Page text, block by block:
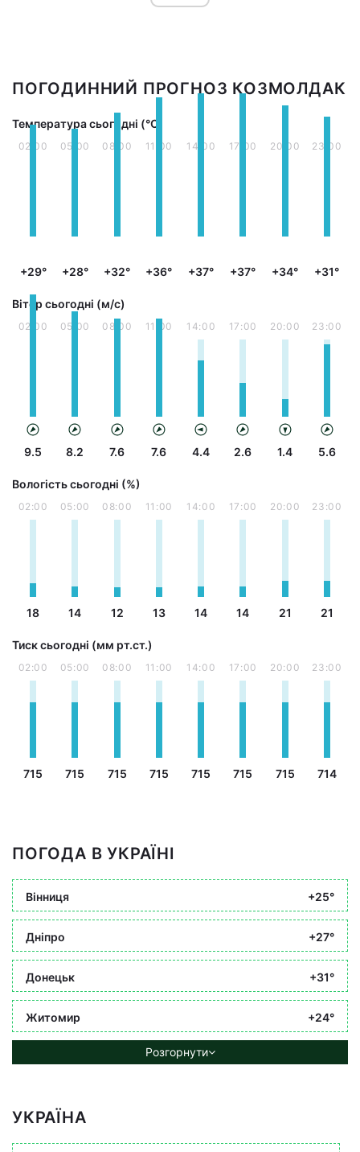
ПОГОДИННИЙ ПРОГНОЗ КОЗМОЛДАК
Температура сьогодні (°С)
02:00
+29°
05:00
+28°
08:00
+32°
11:00
+36°
14:00
+37°
17:00
+37°
20:00
+34°
23:00
+31°
Вітер сьогодні (м/с)
02:00
9.5
05:00
8.2
08:00
7.6
11:00
7.6
14:00
4.4
17:00
2.6
20:00
1.4
23:00
5.6
Вологість сьогодні (%)
02:00
18
05:00
14
08:00
12
11:00
13
14:00
14
17:00
14
20:00
21
23:00
21
Тиск сьогодні (мм рт.ст.)
02:00
715
05:00
715
08:00
715
11:00
715
14:00
715
17:00
715
20:00
715
23:00
714
ПОГОДА В УКРАЇНІ
Вінниця +25°
Дніпро +27°
Донецьк +31°
Житомир +24°
Розгорнути
УКРАЇНА